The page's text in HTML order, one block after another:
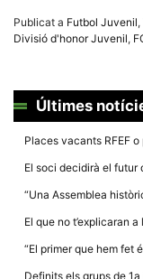
Publicat a Futbol Juvenil,
Divisió d'honor Juvenil,
Últimes
Places vacants RFEF
El soci decidirà el futur
“Una Assemblea
El que no t’explicaran a
“El primer que hem fet
Definits els grups de